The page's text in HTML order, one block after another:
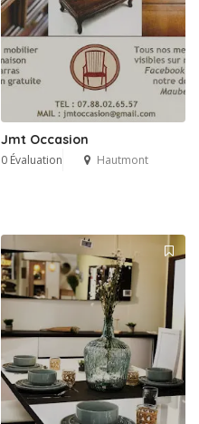
Jmt Occasion
0 Évaluation Hautmont